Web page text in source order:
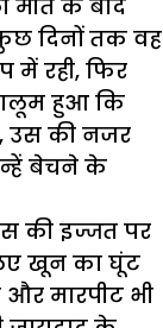
मौत के बाद
दिनों तक वह
में रही, फिर
हुआ कि
उस की नजर
बेचने के
की इज्जत पर
खून का घूंट
मारपीट भी